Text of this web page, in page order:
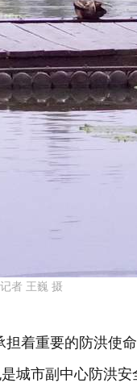
者 王巍 摄
着重要的防洪使
城市副中心防洪